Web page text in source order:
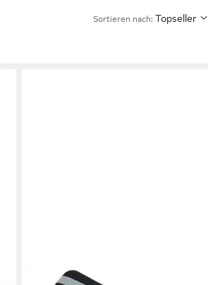
Sortieren nach: Topseller
GIOTECK